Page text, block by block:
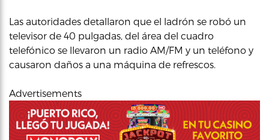
Las autoridades detallaron que el ladrón se robó un
televisor de 40 pulgadas, del área del cuadro
telefónico se llevaron un radio AM/FM y un teléfono y
causaron daños a una máquina de refrescos.
Advertisements